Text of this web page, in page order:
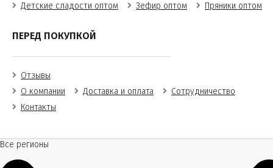
Детские сладости оптом
Зефир оптом Пряники оптом
ПЕРЕД ПОКУПКОЙ
Отзывы
О компании
Доставка и оплата
Сотрудничество
Контакты
Все регионы